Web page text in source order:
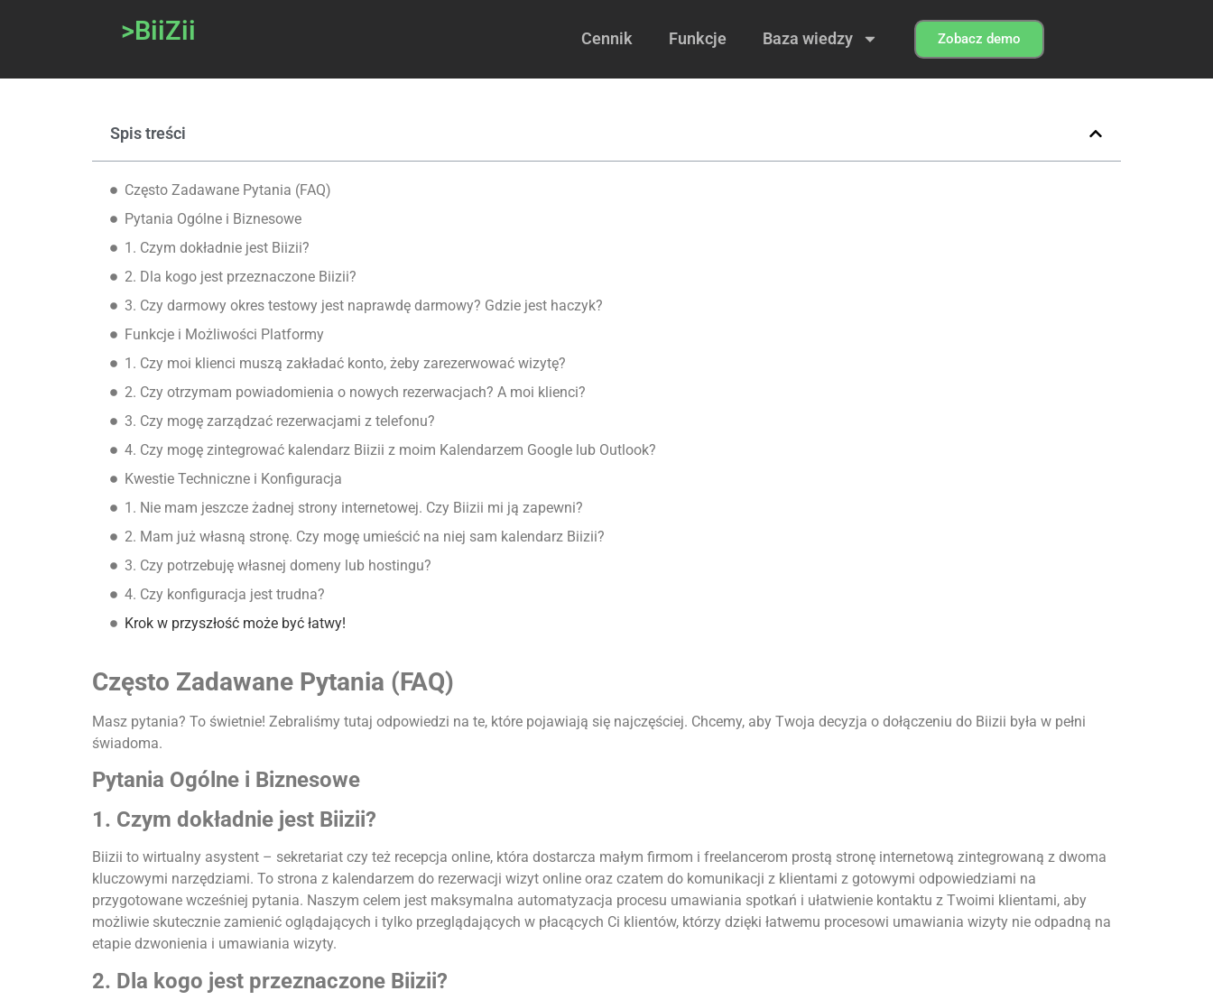
>BiiZii Cennik Funkcje Baza wiedzy Zobacz demo
Spis treści
Często Zadawane Pytania (FAQ)
Pytania Ogólne i Biznesowe
1. Czym dokładnie jest Biizii?
2. Dla kogo jest przeznaczone Biizii?
3. Czy darmowy okres testowy jest naprawdę darmowy? Gdzie jest haczyk?
Funkcje i Możliwości Platformy
1. Czy moi klienci muszą zakładać konto, żeby zarezerwować wizytę?
2. Czy otrzymam powiadomienia o nowych rezerwacjach? A moi klienci?
3. Czy mogę zarządzać rezerwacjami z telefonu?
4. Czy mogę zintegrować kalendarz Biizii z moim Kalendarzem Google lub Outlook?
Kwestie Techniczne i Konfiguracja
1. Nie mam jeszcze żadnej strony internetowej. Czy Biizii mi ją zapewni?
2. Mam już własną stronę. Czy mogę umieścić na niej sam kalendarz Biizii?
3. Czy potrzebuję własnej domeny lub hostingu?
4. Czy konfiguracja jest trudna?
Krok w przyszłość może być łatwy!
Często Zadawane Pytania (FAQ)
Masz pytania? To świetnie! Zebraliśmy tutaj odpowiedzi na te, które pojawiają się najczęściej. Chcemy, aby Twoja decyzja o dołączeniu do Biizii była w pełni
świadoma.
Pytania Ogólne i Biznesowe
1. Czym dokładnie jest Biizii?
Biizii to wirtualny asystent – sekretariat czy też recepcja online, która dostarcza małym firmom i freelancerom prostą stronę internetową zintegrowaną z dwoma
kluczowymi narzędziami. To strona z kalendarzem do rezerwacji wizyt online oraz czatem do komunikacji z klientami z gotowymi odpowiedziami na
przygotowane wcześniej pytania. Naszym celem jest maksymalna automatyzacja procesu umawiania spotkań i ułatwienie kontaktu z Twoimi klientami, aby
możliwie skutecznie zamienić oglądających i tylko przeglądających w płacących Ci klientów, którzy dzięki łatwemu procesowi umawiania wizyty nie odpadną na
etapie dzwonienia i umawiania wizyty.
2. Dla kogo jest przeznaczone Biizii?